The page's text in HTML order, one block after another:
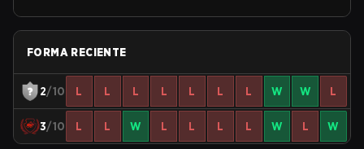
FORMA RECIENTE
2/10 L L L L L L L W W L
3/10 L L W L L L L W L W